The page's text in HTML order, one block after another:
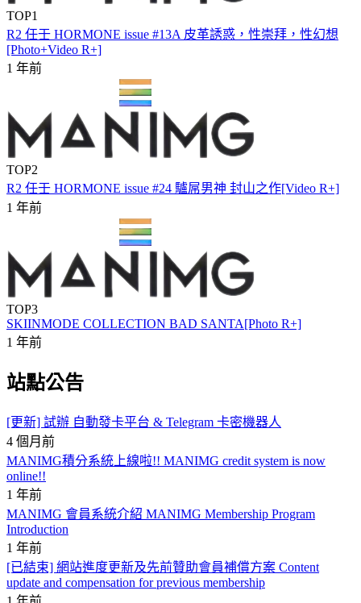
TOP1
R2 任壬 HORMONE issue #13A 皮革誘惑，性崇拜，性幻想
[Photo+Video R+]
1 年前
TOP2
R2 任壬 HORMONE issue #24 驢屌男神 封山之作[Video R+]
1 年前
TOP3
SKIINMODE COLLECTION BAD SANTA[Photo R+]
1 年前
站點公告
[更新] 試辦 自動發卡平台 & Telegram 卡密機器人
4 個月前
MANIMG積分系統上線啦!! MANIMG credit system is now
online!!
1 年前
MANIMG 會員系統介紹 MANIMG Membership Program
Introduction
1 年前
[已結束] 網站進度更新及先前贊助會員補償方案 Content
update and compensation for previous membership